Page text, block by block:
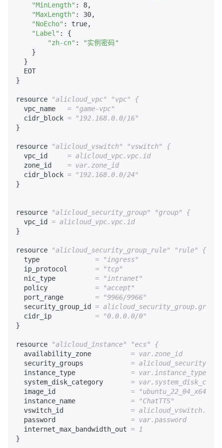
"MinLength" : 8,
"MaxLength" : 30,
"NoEcho" : true,
"Label" : {
"zh-cn" :
"实例密码"
    }
  }
  EOT
}
resource "alicloud_vpc" "vpc"
{
  vpc_name
=
"game-vpc"
  cidr_block
=
"192.168.0.0/16"
}
resource "alicloud_vswitch" "vswitch"
{
  vpc_id
= alicloud_vpc.vpc.id
  zone_id
= var.zone_id
  cidr_block
=
"192.168.0.0/24"
}
resource "alicloud_security_group" "group"
{
  vpc_id
= alicloud_vpc.vpc.id
}
resource "alicloud_security_group_rule" "rule"
{
  type
=
"ingress"
  ip_protocol
=
"tcp"
  nic_type
=
"intranet"
  policy
=
"accept"
  port_range
=
"9966/9966"
  security_group_id
=
  cidr_ip
=
"0.0.0.0/0"
}
resource "alicloud_instance" "ecs"
{
  availability_zone
= var.zone_id
  security_groups
=
  instance_type
= var.instance_type
  system_disk_category
=
  image_id
=
  instance_name
=
"ChatTTS"
  vswitch_id
=
  password
= var.password
  internet_max_bandwidth_out
= 1
}